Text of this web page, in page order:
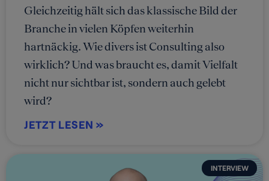
Gleichzeitig hält sich das klassische Bild der
Branche in vielen Köpfen weiterhin
hartnäckig. Wie divers ist Consulting also
wirklich? Und was braucht es, damit Vielfalt
nicht nur sichtbar ist, sondern auch gelebt
wird?
JETZT LESEN »
INTERVIEW